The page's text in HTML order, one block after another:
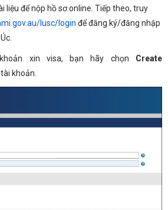
liệu để nộp hồ sơ online. Tiếp theo, truy
lusc/login để đăng ký/đăng nhập
xin visa, bạn hãy chọn Create
khoản.